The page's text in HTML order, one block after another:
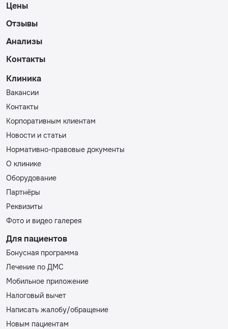
Цены
Отзывы
Анализы
Контакты
Клиника
Вакансии
Контакты
Корпоративным клиентам
Новости и статьи
Нормативно-правовые документы
О клинике
Оборудование
Партнёры
Реквизиты
Фото и видео галерея
Для пациентов
Бонусная программа
Лечение по ДМС
Мобильное приложение
Налоговый вычет
Написать жалобу/обращение
Новым пациентам